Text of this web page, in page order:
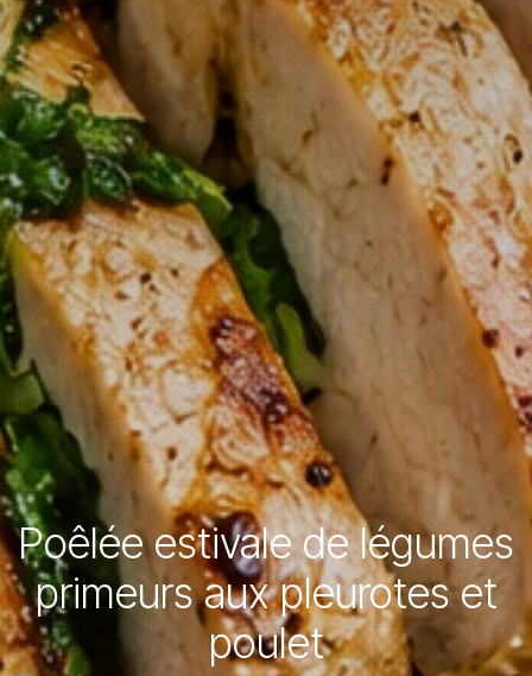
Poêlée estivale de légumes
primeurs aux pleurotes et
poulet